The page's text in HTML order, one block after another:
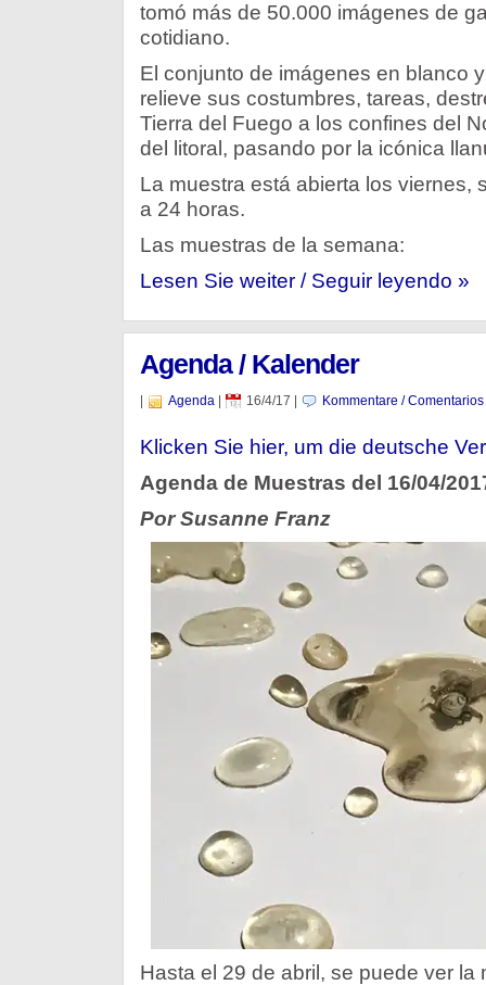
tomó más de 50.000 imágenes de
cotidiano.
El conjunto de imágenes en blanco
relieve sus costumbres, tareas,
Tierra del Fuego a los confines del
del litoral, pasando por la icónica
La muestra está abierta los viernes,
a 24 horas.
Las muestras de la semana:
Lesen Sie weiter / Seguir leyendo »
Agenda / Kalender
Agenda| 16/4/17 Kommentare / Comentarios
Klicken Sie hier, um die deutsche
Agenda de Muestras del 16/04/
Por Susanne Franz
Hasta el 29 de abril, se puede ver la